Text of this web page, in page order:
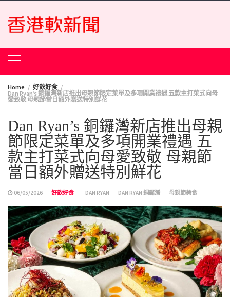
Skip
content
Home
好飲好食
Dan Ryan’s 銅鑼灣新店推出母親節限定菜單及多項開業禮遇 五款主打菜式向母
愛致敬 母親節當日額外贈送特別鮮花
Dan Ryan’s 銅鑼灣新店推出母親
節限定菜單及多項開業禮遇 五
款主打菜式向母愛致敬 母親節
當日額外贈送特別鮮花
06/05/2026 好飲好食 DAN RYAN DAN RYAN 銅鑼灣 母親節美食